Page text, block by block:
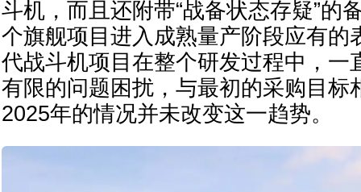
斗机，而且还附带“战备状态存疑”的
个旗舰项目进入成熟量产阶段应有的
代战斗机项目在整个研发过程中，一
有限的问题困扰，与最初的采购目标
2025年的情况并未改变这一趋势。